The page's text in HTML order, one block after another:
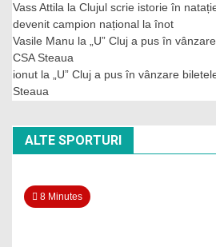
Vass Attila la Clujul scrie istorie în
devenit campion național la înot
Vasile Manu la
„U” Cluj a pus în
CSA Steaua
ionut la
„U” Cluj a pus în vânzare
Steaua
ALTE SPORTURI
8 Minutes